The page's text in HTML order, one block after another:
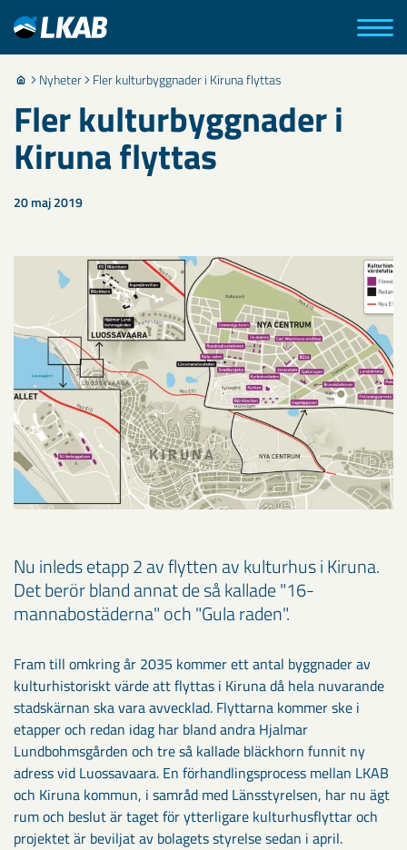
Nyheter Fler kulturbyggnader i Kiruna flyttas
Fler kulturbyggnader i
Kiruna flyttas
20 maj 2019
Nu inleds etapp 2 av flytten av kulturhus i Kiruna.
Det berör bland annat de så kallade "16-
mannabostäderna" och "Gula raden".
Fram till omkring år 2035 kommer ett antal byggnader av
kulturhistoriskt värde att flyttas i Kiruna då hela nuvarande
stadskärnan ska vara avvecklad. Flyttarna kommer ske i
etapper och redan idag har bland andra Hjalmar
Lundbohmsgården och tre så kallade bläckhorn funnit ny
adress vid Luossavaara. En förhandlingsprocess mellan LKAB
och Kiruna kommun, i samråd med Länsstyrelsen, har nu ägt
rum och beslut är taget för ytterligare kulturhusflyttar och
projektet är beviljat av bolagets styrelse sedan i april.